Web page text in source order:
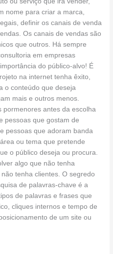
nome para criar a marca,
definir os canais de venda
Os canais de vendas são
que outros. Há sempre
em empresas
do público-alvo! É
na internet tenha êxito,
o conteúdo que deseja
mais e outros menos.
pormenores antes da escolha
pessoas que gostam de
pessoas que adoram banda
ou tema que pretende
o público deseja ou procura.
algo que não tenha
tenha clientes. O segredo
de palavras-chave é a
de palavras e frases que
cliques internos e tempo de
de um site ou